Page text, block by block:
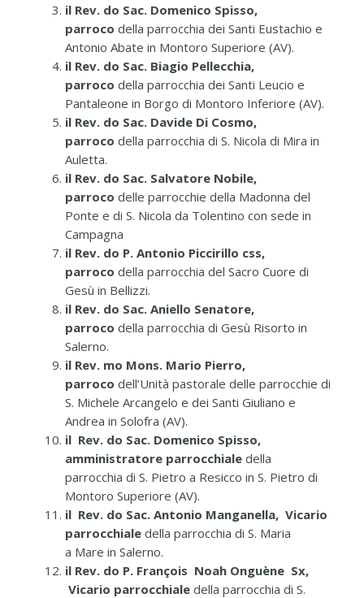
il Rev. do Sac. Domenico Spisso,
parroco della parrocchia dei Santi Eustachio e
Antonio Abate in Montoro Superiore (AV).
il Rev. do Sac. Biagio Pellecchia,
parroco della parrocchia dei Santi Leucio e
Pantaleone in Borgo di Montoro Inferiore (AV).
il Rev. do Sac. Davide Di Cosmo,
parroco della parrocchia di S. Nicola di Mira in
Auletta.
il Rev. do Sac. Salvatore Nobile,
parroco delle parrocchie della Madonna del
Ponte e di S. Nicola da Tolentino con sede in
Campagna
il Rev. do P. Antonio Piccirillo css,
parroco della parrocchia del Sacro Cuore di
Gesù in Bellizzi.
il Rev. do Sac. Aniello Senatore,
parroco della parrocchia di Gesù Risorto in
Salerno.
il Rev. mo Mons. Mario Pierro,
parroco dell’Unità pastorale delle parrocchie di
S. Michele Arcangelo e dei Santi Giuliano e
Andrea in Solofra (AV).
il Rev. do Sac. Domenico Spisso,
amministratore parrocchiale della
parrocchia di S. Pietro a Resicco in S. Pietro di
Montoro Superiore (AV).
il Rev. do Sac. Antonio Manganella, Vicario
parrocchiale della parrocchia di S. Maria
a Mare in Salerno.
il Rev. do P. François Noah Onguène Sx,
Vicario parrocchiale della parrocchia di S.